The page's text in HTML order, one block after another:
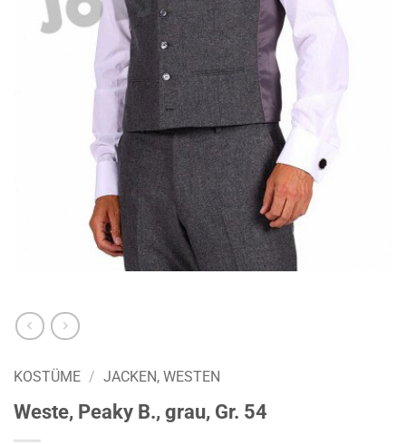
KOSTÜME / JACKEN, WESTEN
Weste, Peaky B., grau, Gr. 54